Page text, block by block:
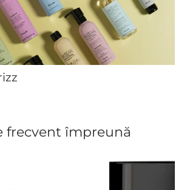
frecvent împreună